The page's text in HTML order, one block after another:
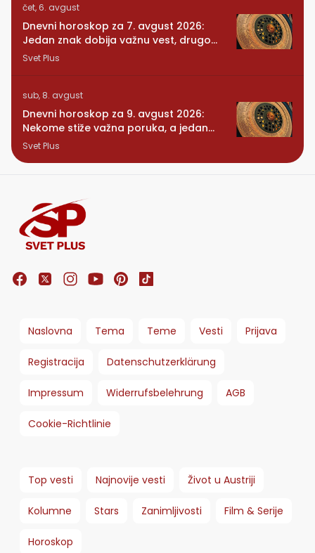
čet, 6. avgust
Dnevni horoskop za 7. avgust 2026:
Jedan znak dobija važnu vest, drugom
se vraća osoba iz prošlosti
Svet Plus
sub, 8. avgust
Dnevni horoskop za 9. avgust 2026:
Nekome stiže važna poruka, a jedan
znak konačno preseca
Svet Plus
Naslovna Tema Teme Vesti Prijava
Registracija Datenschutzerklärung
Impressum Widerrufsbelehrung AGB
Cookie-Richtlinie
Top vesti Najnovije vesti Život u Austriji
Kolumne Stars Zanimljivosti Film & Serije
Horoskop